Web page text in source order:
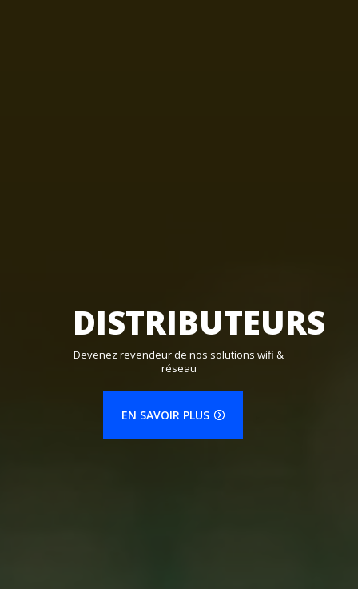
DISTRIBUTEURS
Devenez revendeur de nos solutions wifi &
réseau
EN SAVOIR PLUS